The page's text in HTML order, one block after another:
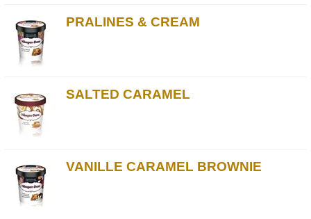
PRALINES & CREAM
SALTED CARAMEL
VANILLE CARAMEL BROWNIE